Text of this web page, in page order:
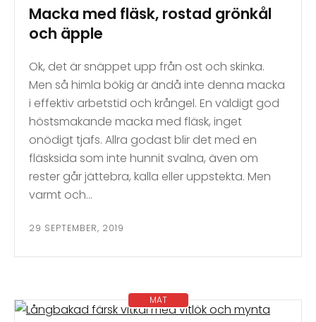
Macka med fläsk, rostad grönkål
och äpple
Ok, det är snäppet upp från ost och skinka.
Men så himla bökig är ändå inte denna macka
i effektiv arbetstid och krångel. En väldigt god
höstsmakande macka med fläsk, inget
onödigt tjafs. Allra godast blir det med en
fläsksida som inte hunnit svalna, även om
rester går jättebra, kalla eller uppstekta. Men
varmt och…
29 SEPTEMBER, 2019
MAT